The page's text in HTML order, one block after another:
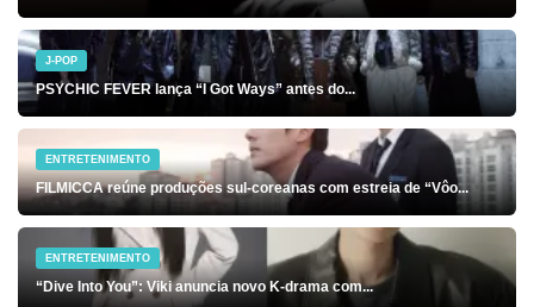
J-POP
PSYCHIC FEVER lança “I Got Ways” antes do...
ENTRETENIMENTO
FILMICCA reúne produções sul-coreanas com estreia de “Vôo...
ENTRETENIMENTO
“Dive Into You”: Viki anuncia novo K-drama com...